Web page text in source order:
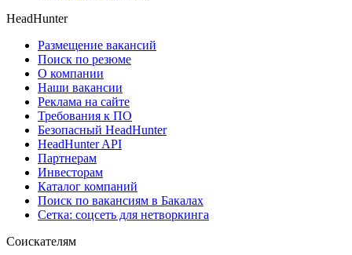
HeadHunter
Размещение вакансий
Поиск по резюме
О компании
Наши вакансии
Реклама на сайте
Требования к ПО
Безопасный HeadHunter
HeadHunter API
Партнерам
Инвесторам
Каталог компаний
Поиск по вакансиям в Бакалах
Сетка: соцсеть для нетворкинга
Соискателям